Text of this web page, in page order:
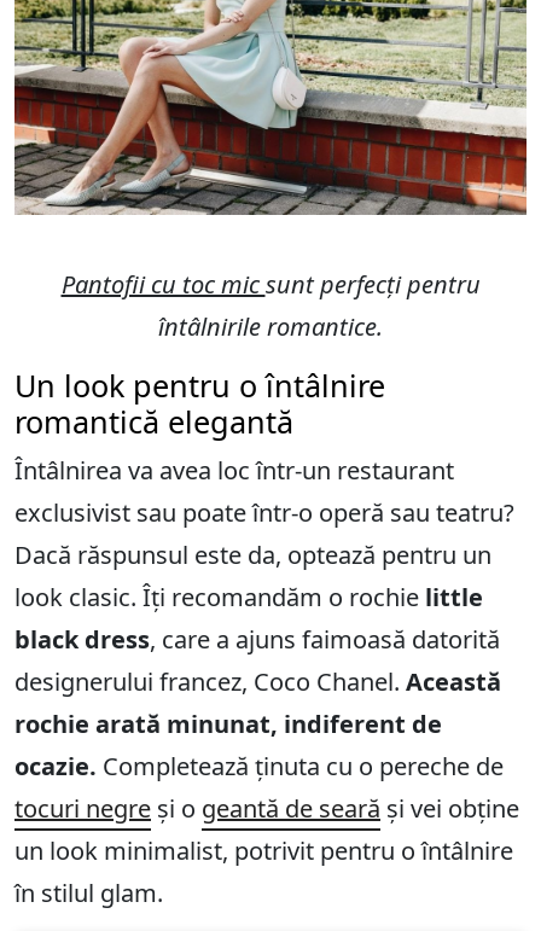
Pantofii cu toc micsunt perfecți pentru
întâlnirile romantice.
Un look pentru o întâlnire
romantică elegantă
Întâlnirea va avea loc într-un restaurant
exclusivist sau poate într-o operă sau teatru?
Dacă răspunsul este da, optează pentru un
look clasic. Îți recomandăm o rochie little
black dress, care a ajuns faimoasă datorită
designerului francez, Coco Chanel. Această
rochie arată minunat, indiferent de
ocazie. Completează ținuta cu o pereche de
tocuri negre și o geantă de seară și vei obține
un look minimalist, potrivit pentru o întâlnire
în stilul glam.